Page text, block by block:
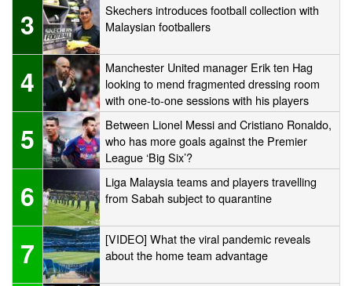
3
Skechers introduces football collection with
Malaysian footballers
4
Manchester United manager Erik ten Hag
looking to mend fragmented dressing room
with one-to-one sessions with his players
5
Between Lionel Messi and Cristiano Ronaldo,
who has more goals against the Premier
League ‘Big Six’?
6
Liga Malaysia teams and players travelling
from Sabah subject to quarantine
7
[VIDEO] What the viral pandemic reveals
about the home team advantage